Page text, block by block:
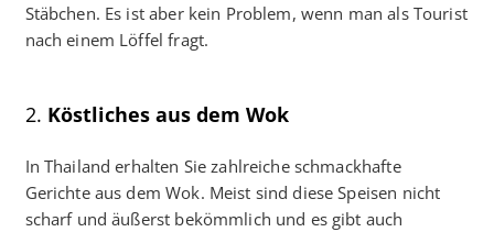
Stäbchen. Es ist aber kein Problem, wenn man als Tourist
nach einem Löffel fragt.
2. Köstliches aus dem Wok
In Thailand erhalten Sie zahlreiche schmackhafte
Gerichte aus dem Wok. Meist sind diese Speisen nicht
scharf und äußerst bekömmlich und es gibt auch